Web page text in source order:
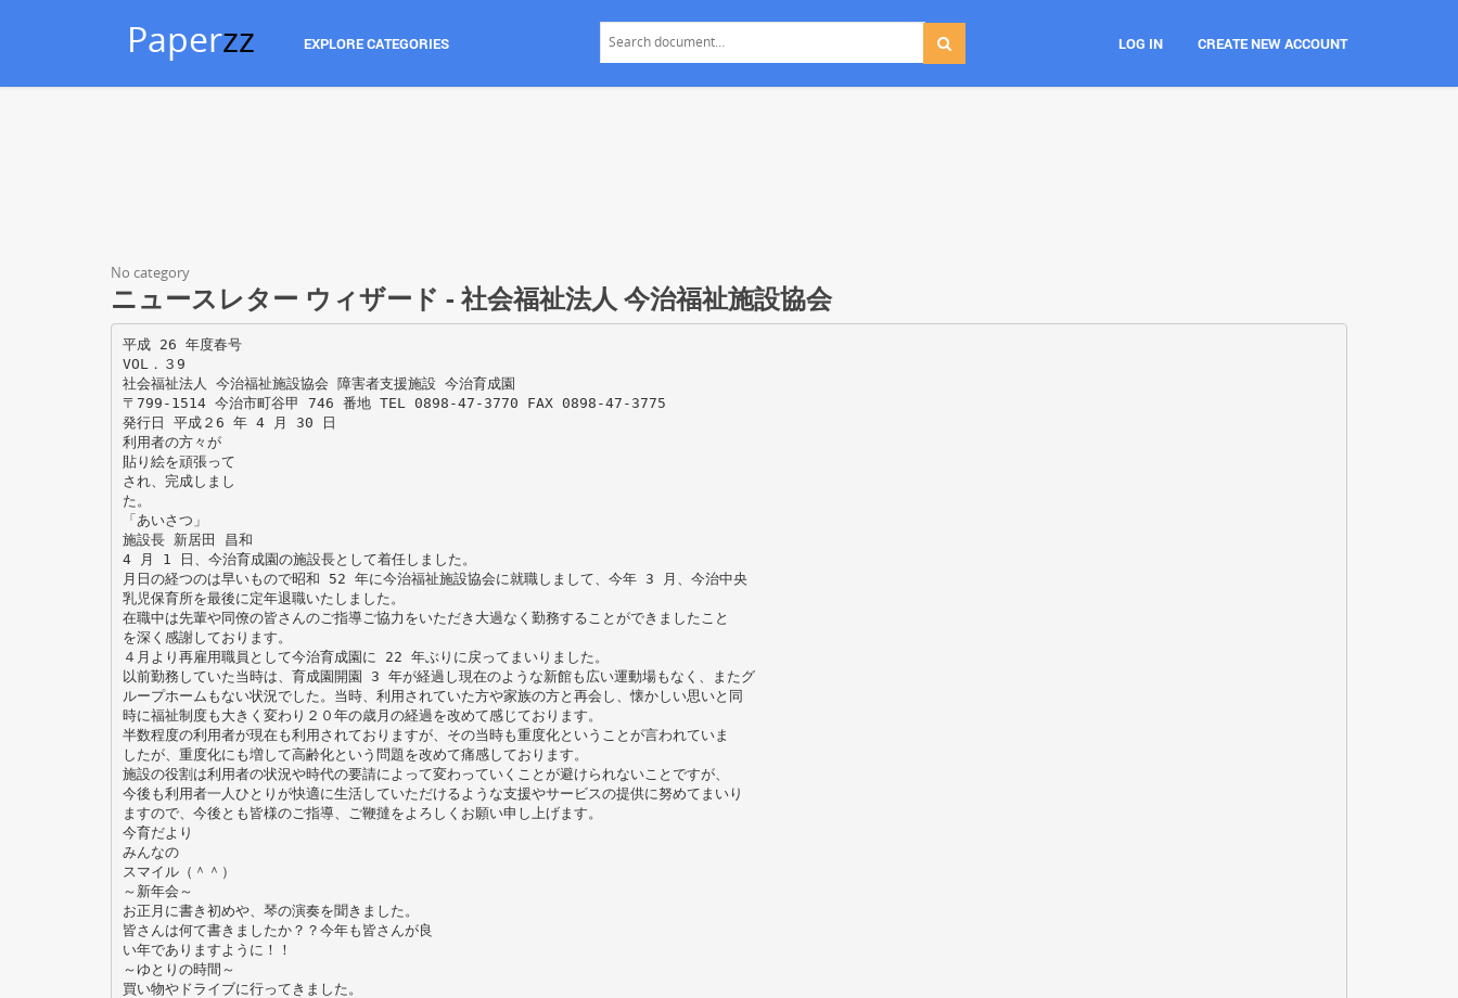
Paperzz EXPLORE CATEGORIES LOG IN CREATE NEW ACCOUNT
No category
ニュースレター ウィザード - 社会福祉法人 今治福祉施設協会
平成 26 年度春号
VOL．３9
社会福祉法人 今治福祉施設協会 障害者支援施設 今治育成園
〒799-1514 今治市町谷甲 746 番地 TEL 0898-47-3770 FAX 0898-47-3775
発行日 平成２6 年 4 月 30 日
利用者の方々が
貼り絵を頑張って
され、完成しまし
た。
「あいさつ」
施設長 新居田 昌和
4 月 1 日、今治育成園の施設長として着任しました。
月日の経つのは早いもので昭和 52 年に今治福祉施設協会に就職しまして、今年 3 月、今治中央
乳児保育所を最後に定年退職いたしました。
在職中は先輩や同僚の皆さんのご指導ご協力をいただき大過なく勤務することができましたこと
を深く感謝しております。
４月より再雇用職員として今治育成園に 22 年ぶりに戻ってまいりました。
以前勤務していた当時は、育成園開園 3 年が経過し現在のような新館も広い運動場もなく、またグ
ループホームもない状況でした。当時、利用されていた方や家族の方と再会し、懐かしい思いと同
時に福祉制度も大きく変わり２０年の歳月の経過を改めて感じております。
半数程度の利用者が現在も利用されておりますが、その当時も重度化ということが言われていま
したが、重度化にも増して高齢化という問題を改めて痛感しております。
施設の役割は利用者の状況や時代の要請によって変わっていくことが避けられないことですが、
今後も利用者一人ひとりが快適に生活していただけるような支援やサービスの提供に努めてまいり
ますので、今後とも皆様のご指導、ご鞭撻をよろしくお願い申し上げます。
今育だより
みんなの
スマイル（＾＾）
～新年会～
お正月に書き初めや、琴の演奏を聞きました。
皆さんは何て書きましたか？？今年も皆さんが良
い年でありますように！！
～ゆとりの時間～
買い物やドライブに行ってきました。